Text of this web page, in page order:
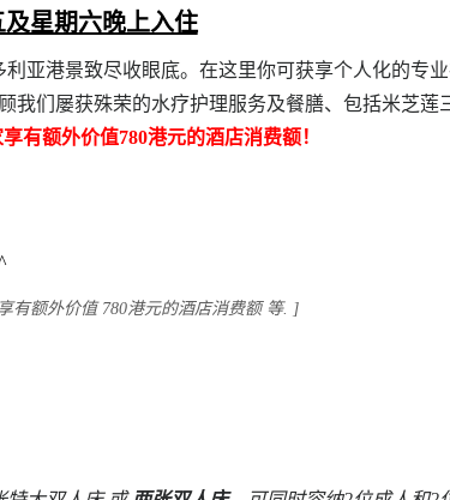
星期六晚上入住
亚港景致尽收眼底。在这里你可获享个人化的专
我们屡获殊荣的水疗护理服务及餐膳、包括米芝莲
有额外价值780港元的酒店消费额！
额外价值 780港元的酒店消费额 等. ]